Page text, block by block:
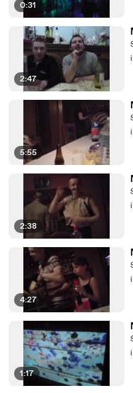
0:31
2:47
5:55
2:38
4:27
1:17